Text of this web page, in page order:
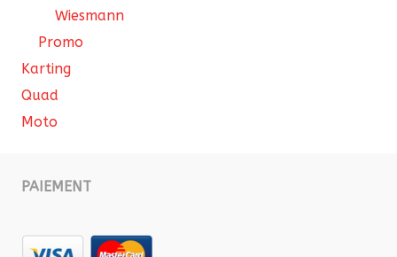
Wiesmann
Promo
Karting
Quad
Moto
PAIEMENT